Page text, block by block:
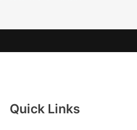
Quick Links